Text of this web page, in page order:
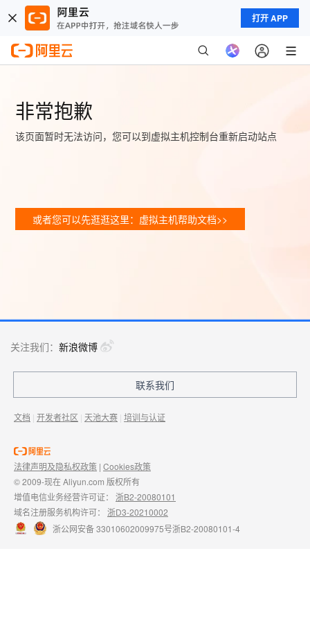
打开 APP
非常抱歉
该页面暂时无法访问，您可以到虚拟主机控制台重新启动站点
或者您可以先逛逛这里：虚拟主机帮助文档>>